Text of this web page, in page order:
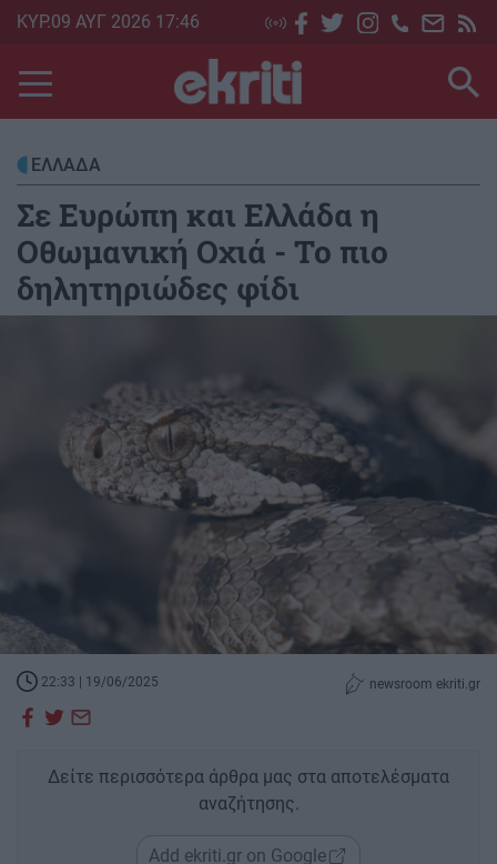
Skip
main
content
ΚΥΡ.09 ΑΥΓ 2026 17:46
ΕΛΛΑΔΑ
Σε Ευρώπη και Ελλάδα η
Οθωμανική Οχιά - Το πιο
δηλητηριώδες φίδι
22:33 | 19/06/2025 newsroom ekriti.gr
Δείτε περισσότερα άρθρα μας στα αποτελέσματα
αναζήτησης.
Add ekriti.gr on Google